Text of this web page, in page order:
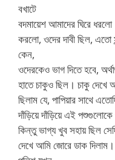
বখাটে
বদমায়েশ আমাদের ঘিরে
করলো, ওদের দাবী ছিল,
কেন,
ওদেরকেও ভাগ দিতে হবে,
হাতে চাকুও ছিল। চাকু দেখে
ছিলাম যে, পাপিয়ার সাথে
দাঁড়িয়ে দাঁড়িয়ে এই
কিন্তু ভাগ্য খুব সহায় ছিল
দেখে আমি জোরে ডাক